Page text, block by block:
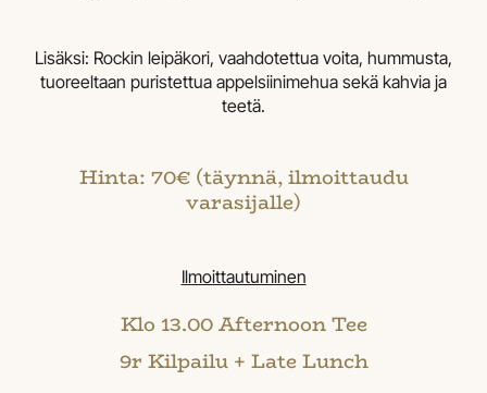
Lisäksi: Rockin leipäkori, vaahdotettua voita, hummusta,
tuoreeltaan puristettua appelsiinimehua sekä kahvia ja
teetä.
Hinta: 70€ (täynnä, ilmoittaudu
varasijalle)
Ilmoittautuminen
Klo 13.00 Afternoon Tee
9r Kilpailu + Late Lunch